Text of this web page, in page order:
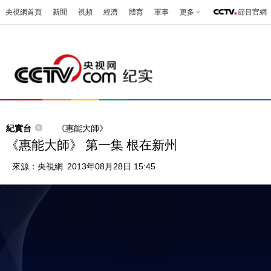
央視網首頁 新聞 視頻 經濟 體育 軍事 更多 節目官網
紀實台 《惠能大師》
《惠能大師》 第一集 根在新州
來源： 央視網 2013年08月28日 15:45